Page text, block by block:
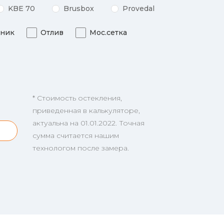
KBE 70 Brusbox Provedal
Отлив Мос.сетка
* Стоимость остекления,
приведенная в калькуляторе,
актуальна на 01.01.2022. Точная
сумма считается нашим
технологом после замера.